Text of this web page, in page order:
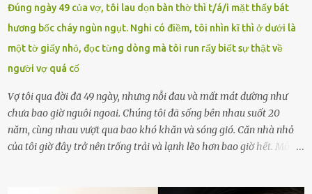
ngày 1.9 là chưa phù hợp nên đã chủ động gỡ bài viết và đăng bài
xin lỗi trên trang Facebook cá nhân. Chu Ngọc Quang Vinh làm việc
với cơ quan chức năng. Ảnh: Đơn vị cung...
Đúng ngày 49 của vợ, tôi lau dọn bàn thờ thì t/á/i mặt thấy bát
hương bốc cháy ngùn ngụt. Nghi có điềm, tôi nhìn kĩ thì ở dưới là
một tờ giấy nhỏ, đọc từng dòng mà tôi run rẩy biết sự thật về
người vợ quá cố
Vợ tôi qua đời đã 49 ngày, nhưng nỗi đau và mất mát dường như
chưa bao giờ nguôi ngoai. Chúng tôi đã sống bên nhau suốt 20
năm, cùng nhau vượt qua bao khó khăn và sóng gió. Căn nhà nhỏ
của tôi giờ đây trở nên trống trải và lạnh lẽo hơn bao giờ hết. Mỗi